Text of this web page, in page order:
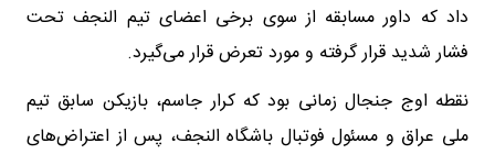
داد که داور مسابقه از سوی برخی اعضای تیم النجف تحت
فشار شدید قرار گرفته و مورد تعرض قرار می‌گیرد.
نقطه اوج جنجال زمانی بود که کرار جاسم، بازیکن سابق تیم
ملی عراق و مسئول فوتبال باشگاه النجف، پس از اعتراض‌های